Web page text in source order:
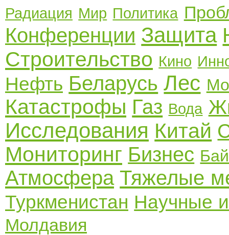
Радиация Мир Политика
Конференции Защита
Строительство Кино
Нефть Беларусь Лес
Катастрофы Газ Вода
Исследования Китай
Мониторинг Бизнес
Атмосфера Тяжелые
Туркменистан Научные
Молдавия